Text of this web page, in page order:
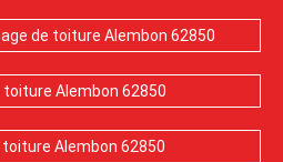
de toiture Alembon 62850
toiture Alembon 62850
toiture Alembon 62850